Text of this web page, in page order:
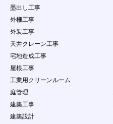
とし、自らの責任を持って紛争
４．会員は、問合せ量が少ないこと
局に対して、何らの請求権を有
す。
５．会員は、本条で定める行為にお
を請求できる権利を有すること
第12条 禁止事項
会員の本サービスの利用にあたっ
行為を禁止します。会員がこれら
た場合、会員に通知することなく
墨出し工事
外柵工事
外装工事
天井クレーン工事
宅地造成工事
屋根工事
工業用クリーンルーム
庭管理
建築工事
建築設計